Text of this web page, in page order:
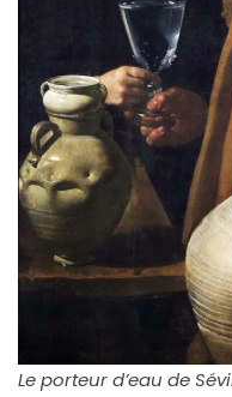
Le porteur d’eau de